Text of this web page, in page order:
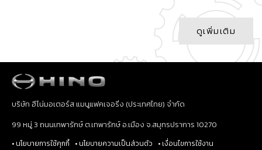
ดูเพิ่มเติม
บริษัท ฮีโน่มอเตอร์ส แมนูแฟคเจอริ่ง (ประเทศไทย) จำกัด
99 หมู่ 3 ถนนเทพารักษ์ ต.เทพารักษ์ อ.เมือง จ.สมุทรปราการ 10270
• นโยบายการใช้คุกกี้ • นโยบายความเป็นส่วนตัว • เงื่อนไขการใช้งาน